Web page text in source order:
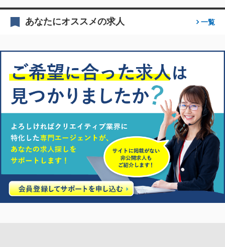
あなたにオススメの求人 一覧